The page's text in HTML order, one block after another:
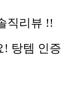
직리뷰 !!
! 탕템 인증